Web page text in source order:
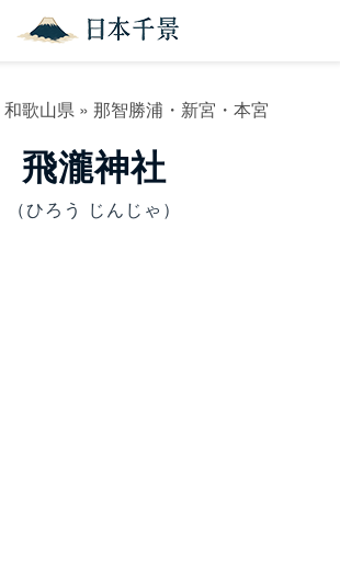
和歌山県» 那智勝浦・新宮・本宮
飛瀧神社
（ひろう じんじゃ）